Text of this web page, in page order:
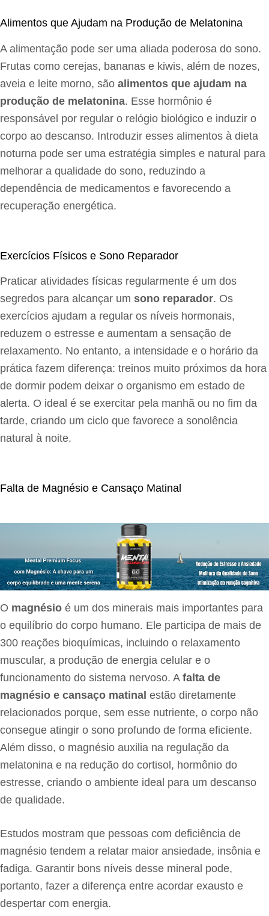
Alimentos que Ajudam na Produção de Melatonina
A alimentação pode ser uma aliada poderosa do sono.
Frutas como cerejas, bananas e kiwis, além de nozes,
aveia e leite morno, são alimentos que ajudam na
produção de melatonina. Esse hormônio é
responsável por regular o relógio biológico e induzir o
corpo ao descanso. Introduzir esses alimentos à dieta
noturna pode ser uma estratégia simples e natural para
melhorar a qualidade do sono, reduzindo a
dependência de medicamentos e favorecendo a
recuperação energética.
Exercícios Físicos e Sono Reparador
Praticar atividades físicas regularmente é um dos
segredos para alcançar um sono reparador. Os
exercícios ajudam a regular os níveis hormonais,
reduzem o estresse e aumentam a sensação de
relaxamento. No entanto, a intensidade e o horário da
prática fazem diferença: treinos muito próximos da hora
de dormir podem deixar o organismo em estado de
alerta. O ideal é se exercitar pela manhã ou no fim da
tarde, criando um ciclo que favorece a sonolência
natural à noite.
Falta de Magnésio e Cansaço Matinal
O magnésio é um dos minerais mais importantes para
o equilíbrio do corpo humano. Ele participa de mais de
300 reações bioquímicas, incluindo o relaxamento
muscular, a produção de energia celular e o
funcionamento do sistema nervoso. A falta de
magnésio e cansaço matinal estão diretamente
relacionados porque, sem esse nutriente, o corpo não
consegue atingir o sono profundo de forma eficiente.
Além disso, o magnésio auxilia na regulação da
melatonina e na redução do cortisol, hormônio do
estresse, criando o ambiente ideal para um descanso
de qualidade.
Estudos mostram que pessoas com deficiência de
magnésio tendem a relatar maior ansiedade, insônia e
fadiga. Garantir bons níveis desse mineral pode,
portanto, fazer a diferença entre acordar exausto e
despertar com energia.